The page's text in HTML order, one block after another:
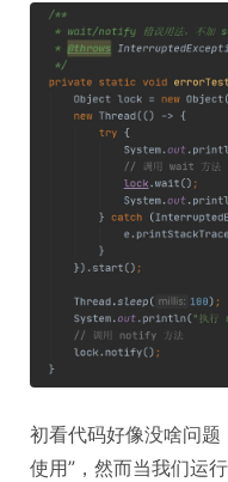
初看代码好像没啥问题
使用”，然而当我们运